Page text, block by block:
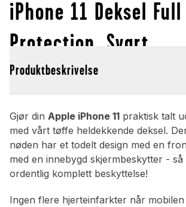
iPhone 11 Deksel Full
Protection, Svart
Produktbeskrivelse
Gjør din Apple iPhone 11 praktisk talt
med vårt tøffe heldekkende deksel.
nøden har et todelt design med en
med en innebygd skjermbeskytter -
ordentlig komplett beskyttelse!
Ingen flere hjerteinfarkter når